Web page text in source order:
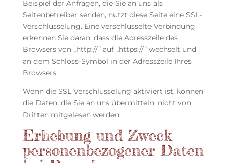
Beispiel der Anfragen, die Sie an uns als
Seitenbetreiber senden, nutzt diese Seite eine SSL-
Verschlüsselung. Eine verschlüsselte Verbindung
erkennen Sie daran, dass die Adresszeile des
Browsers von „http://“ auf „https://“ wechselt und
an dem Schloss-Symbol in der Adresszeile Ihres
Browsers.
Wenn die SSL Verschlüsselung aktiviert ist, können
die Daten, die Sie an uns übermitteln, nicht von
Dritten mitgelesen werden.
Erhebung und Zweck
personenbezogener Daten